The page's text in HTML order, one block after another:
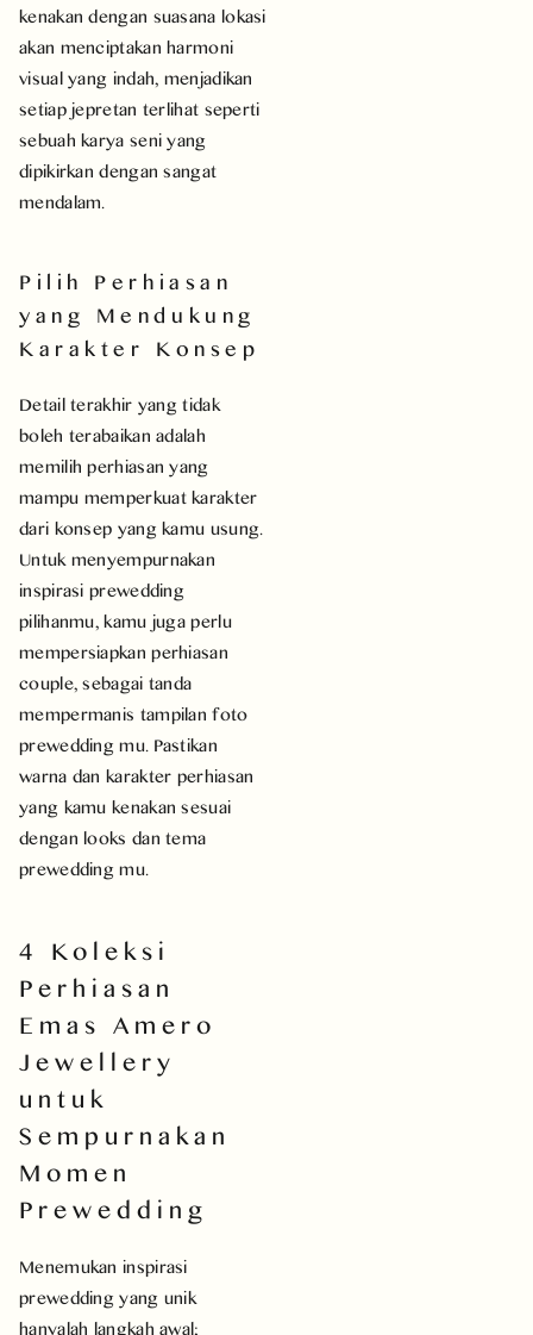
kenakan dengan suasana lokasi
akan menciptakan harmoni
visual yang indah, menjadikan
setiap jepretan terlihat seperti
sebuah karya seni yang
dipikirkan dengan sangat
mendalam.
Pilih Perhiasan
yang Mendukung
Karakter Konsep
Detail terakhir yang tidak
boleh terabaikan adalah
memilih perhiasan yang
mampu memperkuat karakter
dari konsep yang kamu usung.
Untuk menyempurnakan
inspirasi prewedding
pilihanmu, kamu juga perlu
mempersiapkan perhiasan
couple, sebagai tanda
mempermanis tampilan foto
prewedding mu. Pastikan
warna dan karakter perhiasan
yang kamu kenakan sesuai
dengan looks dan tema
prewedding mu.
4 Koleksi
Perhiasan
Emas Amero
Jewellery
untuk
Sempurnakan
Momen
Prewedding
Menemukan inspirasi
prewedding yang unik
hanyalah langkah awal;